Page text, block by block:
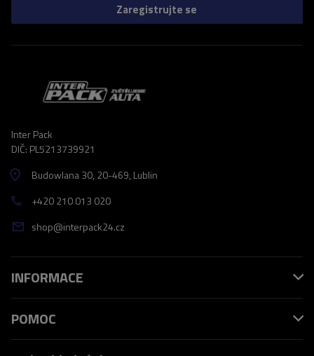
Zaregistrujte se
Inter Pack
DIČ: PL5213739921
Budowlana 30, 20-469, Lublin
+420 210 013 020
shop@interpack24.cz
INFORMACE
POMOC